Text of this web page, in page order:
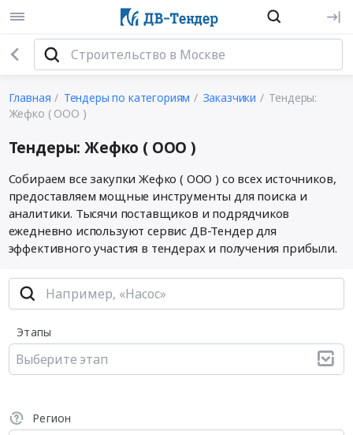
Главная Тендеры по категориям Заказчики
Тендеры:
Жефко ( ООО )
Тендеры: Жефко ( ООО )
Собираем все закупки Жефко ( ООО ) со всех источников,
предоставляем мощные инструменты для поиска и
аналитики. Тысячи поставщиков и подрядчиков
ежедневно используют сервис ДВ-Тендер для
эффективного участия в тендерах и получения прибыли.
Этапы
Выберите этап
Регион